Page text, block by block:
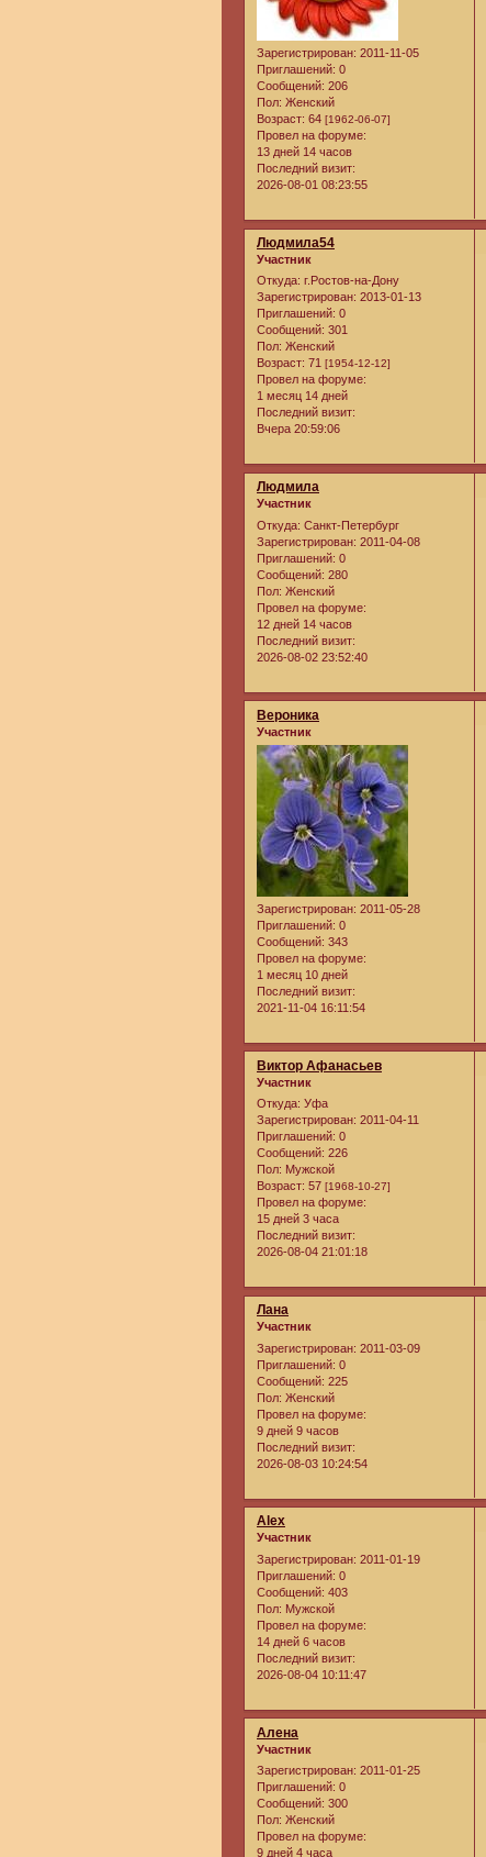
Зарегистрирован: 2011-11-05
Приглашений: 0
Сообщений: 206
Пол: Женский
Возраст: 64 [1962-06-07]
Провел на форуме:
13 дней 14 часов
Последний визит:
2026-08-01 08:23:55
Людмила54
Участник
Откуда: г.Ростов-на-Дону
Зарегистрирован: 2013-01-13
Приглашений: 0
Сообщений: 301
Пол: Женский
Возраст: 71 [1954-12-12]
Провел на форуме:
1 месяц 14 дней
Последний визит:
Вчера 20:59:06
Людмила
Участник
Откуда: Санкт-Петербург
Зарегистрирован: 2011-04-08
Приглашений: 0
Сообщений: 280
Пол: Женский
Провел на форуме:
12 дней 14 часов
Последний визит:
2026-08-02 23:52:40
Вероника
Участник
Зарегистрирован: 2011-05-28
Приглашений: 0
Сообщений: 343
Провел на форуме:
1 месяц 10 дней
Последний визит:
2021-11-04 16:11:54
Виктор Афанасьев
Участник
Откуда: Уфа
Зарегистрирован: 2011-04-11
Приглашений: 0
Сообщений: 226
Пол: Мужской
Возраст: 57 [1968-10-27]
Провел на форуме:
15 дней 3 часа
Последний визит:
2026-08-04 21:01:18
Лана
Участник
Зарегистрирован: 2011-03-09
Приглашений: 0
Сообщений: 225
Пол: Женский
Провел на форуме:
9 дней 9 часов
Последний визит:
2026-08-03 10:24:54
Alex
Участник
Зарегистрирован: 2011-01-19
Приглашений: 0
Сообщений: 403
Пол: Мужской
Провел на форуме:
14 дней 6 часов
Последний визит:
2026-08-04 10:11:47
Алена
Участник
Зарегистрирован: 2011-01-25
Приглашений: 0
Сообщений: 300
Пол: Женский
Провел на форуме:
9 дней 4 часа